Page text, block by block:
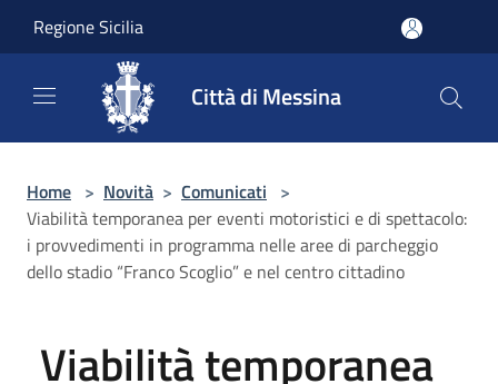
Regione Sicilia
Città di Messina
Home > Novità > Comunicati >
Viabilità temporanea per eventi motoristici e di spettacolo:
i provvedimenti in programma nelle aree di parcheggio
dello stadio “Franco Scoglio” e nel centro cittadino
Viabilità temporanea